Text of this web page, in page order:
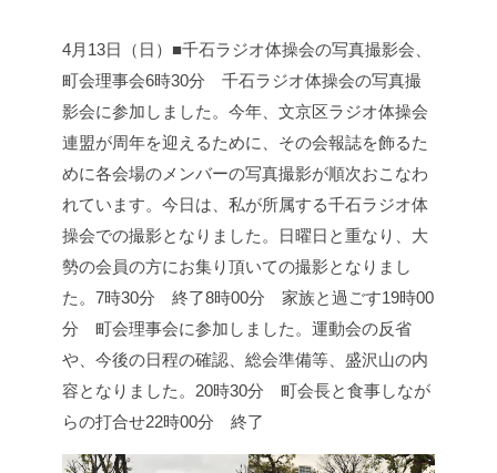
4月13日（日）■千石ラジオ体操会の写真撮影会、
町会理事会6時30分 千石ラジオ体操会の写真撮
影会に参加しました。 今年、文京区ラジオ体操会
連盟が周年を迎えるために、その会報誌を飾るた
めに各会場のメンバーの写真撮影が順次おこなわ
れています。今日は、私が所属する千石ラジオ体
操会での撮影となりました。日曜日と重なり、大
勢の会員の方にお集り頂いての撮影となりまし
た。 7時30分 終了8時00分 家族と過ごす19時00
分 町会理事会に参加しました。 運動会の反省
や、今後の日程の確認、総会準備等、盛沢山の内
容となりました。 20時30分 町会長と食事しなが
らの打合せ22時00分 終了